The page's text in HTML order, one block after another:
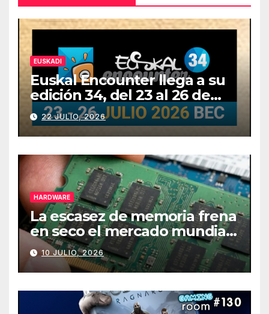
EUSKADI
Euskal Encounter llega a su
edición 34, del 23 al 26 de
julio
22 JULIO, 2026
HARDWARE
La escasez de memoria frena
en seco el mercado mundial
de PCs
10 JULIO, 2026